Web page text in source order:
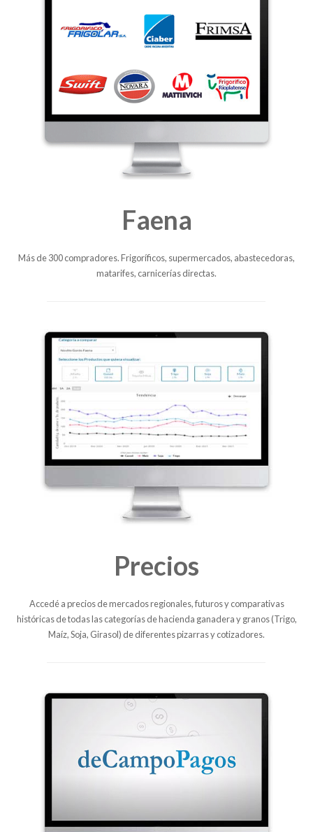
Faena
Más de 300 compradores. Frigoríficos, supermercados, abastecedoras,
matarifes, carnicerías directas.
Precios
Accedé a precios de mercados regionales, futuros y comparativas
históricas de todas las categorías de hacienda ganadera y granos (Trigo,
Maíz, Soja, Girasol) de diferentes pizarras y cotizadores.